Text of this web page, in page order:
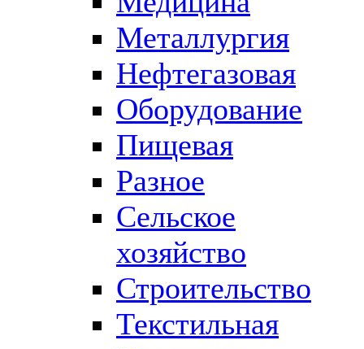
Металлургия
Нефтегазовая
Оборудование
Пищевая
Разное
Сельское
хозяйство
Строительство
Текстильная